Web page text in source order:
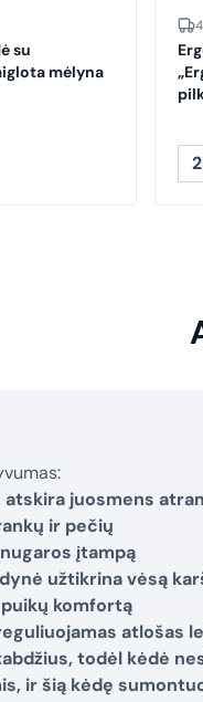
su
mėlyna
juosmens
ir pečių
įtampą
užtikrina vėsą
komfortą
atlošas
todėl kėdė
ir šią kėdę